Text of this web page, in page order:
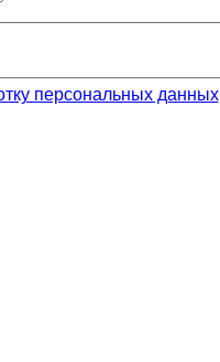
персональных данных